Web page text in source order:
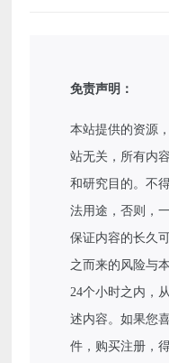
免责声明：
本站提供的资源
站无关，所有内
和研究目的。不
法用途，否则，
保证内容的长久
之而来的风险与
24个小时之内，
述内容。如果您
件，购买注册，